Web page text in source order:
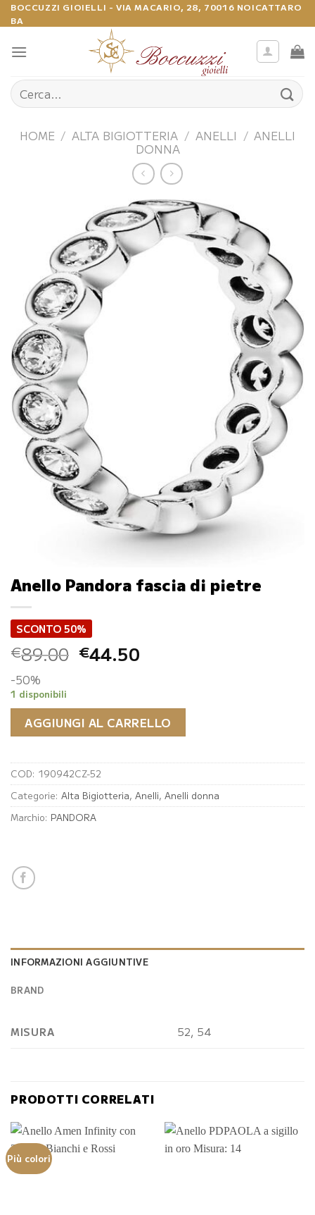
Salta
ai
contenuti
BOCCUZZI GIOIELLI - VIA MACARIO, 28, 70016 NOICATTARO
BA
Cerca:
HOME / ALTA BIGIOTTERIA / ANELLI / ANELLI
DONNA
Anello Pandora fascia di pietre
SCONTO 50%
€89.00 Il
prezzo
era:
€89.00.
€44.50
è:
€44.50.
-50%
1 disponibili
AGGIUNGI AL CARRELLO
COD: 190942CZ-52
Categorie: Alta Bigiotteria, Anelli, Anelli donna
Marchio: PANDORA
INFORMAZIONI AGGIUNTIVE
BRAND
MISURA 52, 54
PRODOTTI CORRELATI
Più colori